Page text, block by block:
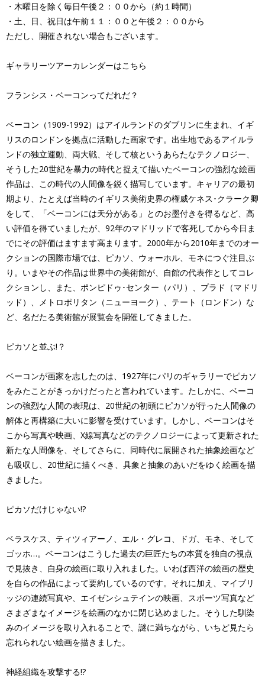
・木曜日を除く毎日午後２：００から（約１時間）
・土、日、祝日は午前１１：００と午後２：００から
ただし、開催されない場合もございます。
ギャラリーツアーカレンダーはこちら
フランシス・ベーコンってだれだ？
ベーコン（1909-1992）はアイルランドのダブリンに生まれ、イギ
リスのロンドンを拠点に活動した画家です。出生地であるアイルラ
ンドの独立運動、両大戦、そして核というあらたなテクノロジー、
そうした20世紀を暴力の時代と捉えて描いたベーコンの強烈な絵画
作品は、この時代の人間像を鋭く描写しています。キャリアの最初
期より、たとえば当時のイギリス美術史界の権威ケネス･クラーク卿
をして、「ベーコンには天分がある」とのお墨付きを得るなど、高
い評価を得ていましたが、92年のマドリッドで客死してから今日ま
でにその評価はますます高まります。2000年から2010年までのオー
クションの国際市場では、ピカソ、ウォーホル、モネにつぐ注目ぶ
り。いまやその作品は世界中の美術館が、自館の代表作としてコレ
クションし、また、ポンピドゥ･センター（パリ）、プラド（マドリ
ッド）、メトロポリタン（ニューヨーク）、テート（ロンドン）な
ど、名だたる美術館が展覧会を開催してきました。
ピカソと並ぶ!？
ベーコンが画家を志したのは、1927年にパリのギャラリーでピカソ
をみたことがきっかけだったと言われています。たしかに、ベーコ
ンの強烈な人間の表現は、20世紀の初頭にピカソが行った人間像の
解体と再構築に大いに影響を受けています。しかし、ベーコンはそ
こから写真や映画、X線写真などのテクノロジーによって更新された
新たな人間像を、そしてさらに、同時代に展開された抽象絵画など
も吸収し、20世紀に描くべき、具象と抽象のあいだをゆく絵画を描
きました。
ピカソだけじゃない!?
ベラスケス、ティツィアーノ、エル・グレコ、ドガ、モネ、そして
ゴッホ…。ベーコンはこうした過去の巨匠たちの本質を独自の視点
で見抜き、自身の絵画に取り入れました。いわば西洋の絵画の歴史
を自らの作品によって要約しているのです。それに加え、マイブリ
ッジの連続写真や、エイゼンシュテインの映画、スポーツ写真など
さまざまなイメージを絵画のなかに閉じ込めました。そうした馴染
みのイメージを取り入れることで、謎に満ちながら、いちど見たら
忘れられない絵画を描きました。
神経組織を攻撃する!?